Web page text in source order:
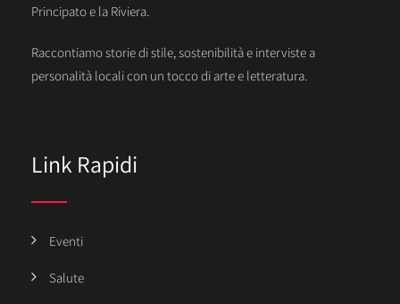
Principato e la Riviera.
Raccontiamo storie di stile, sostenibilità e interviste a
personalità locali con un tocco di arte e letteratura.
Link Rapidi
Eventi
Salute